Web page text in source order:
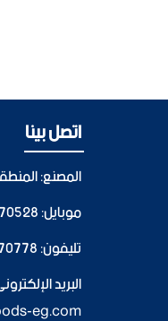
اتصل بينا
المصنع: المنطقة
موبايل:
تليفون:
البريد
eg.com